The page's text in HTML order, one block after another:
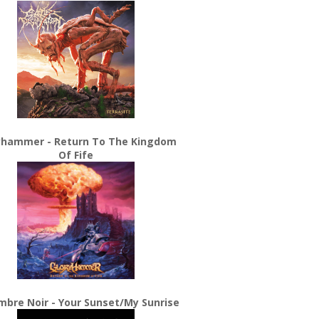
- Return To The Kingdom
Of Fife
Noir - Your Sunset/My Sunrise